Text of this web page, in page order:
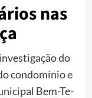
nas
do
condomínio e
Bem-Te-